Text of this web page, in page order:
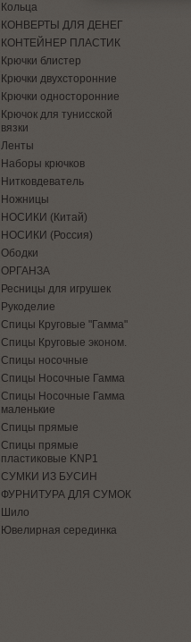
Кольца
КОНВЕРТЫ ДЛЯ ДЕНЕГ
КОНТЕЙНЕР ПЛАСТИК
Крючки блистер
Крючки двухсторонние
Крючки односторонние
Крючок для тунисской
вязки
Ленты
Наборы крючков
Нитковдеватель
Ножницы
НОСИКИ (Китай)
НОСИКИ (Россия)
Ободки
ОРГАНЗА
Ресницы для игрушек
Рукоделие
Спицы Круговые "Гамма"
Спицы Круговые эконом.
Спицы носочные
Спицы Носочные Гамма
Спицы Носочные Гамма
маленькие
Спицы прямые
Спицы прямые
пластиковые KNP1
СУМКИ ИЗ БУСИН
ФУРНИТУРА ДЛЯ СУМОК
Шило
Ювелирная серединка